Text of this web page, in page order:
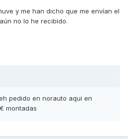
y me han dicho que me envían el
no lo he recibido.
pedido en norauto aqui en
montadas